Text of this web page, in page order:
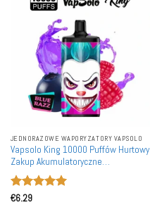
JEDNORAZOWE WAPORYZATORY VAPSOLO
Vapsolo King 10000 Puffów Hurtowy
Zakup Akumulatoryczne
Jednorazowe Waporyzatory
Detalicznie
Oceniono
€6.29